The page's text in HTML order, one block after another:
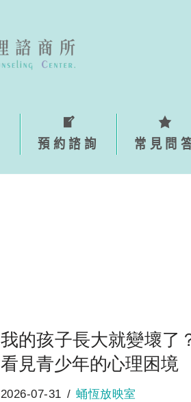
預約諮詢 常見問
我的孩子長大就變壞了
看見青少年的心理困境
2026-07-31 蛹恆放映室